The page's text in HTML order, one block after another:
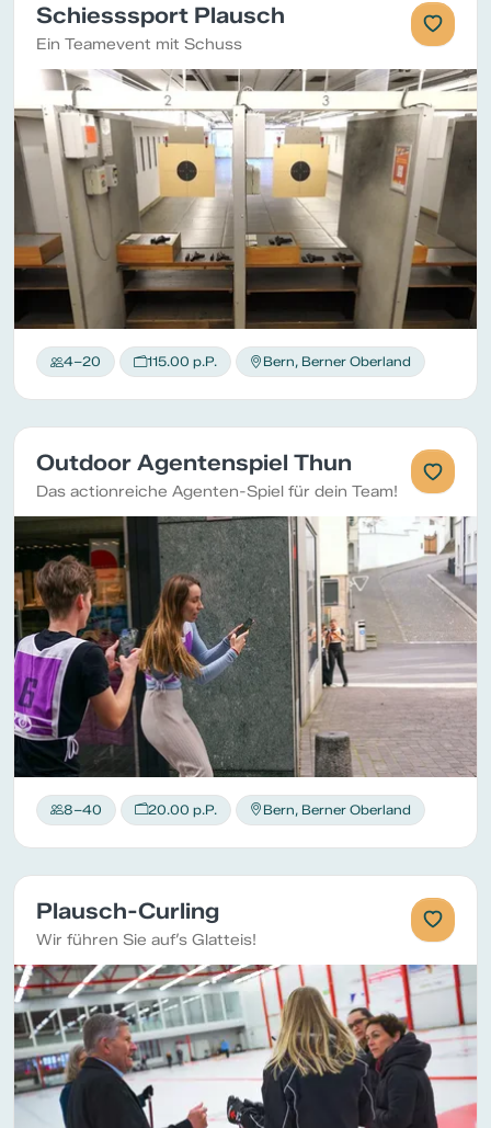
Schiesssport Plausch
Ein Teamevent mit Schuss
4–20 115.00 p.P. Bern, Berner Oberland
Outdoor Agentenspiel Thun
Das actionreiche Agenten-Spiel für dein Team!
8–40 20.00 p.P. Bern, Berner Oberland
Plausch-Curling
Wir führen Sie auf’s Glatteis!